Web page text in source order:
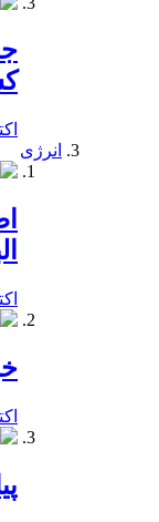
اکتبر
انرژی
اکتبر
اکتبر